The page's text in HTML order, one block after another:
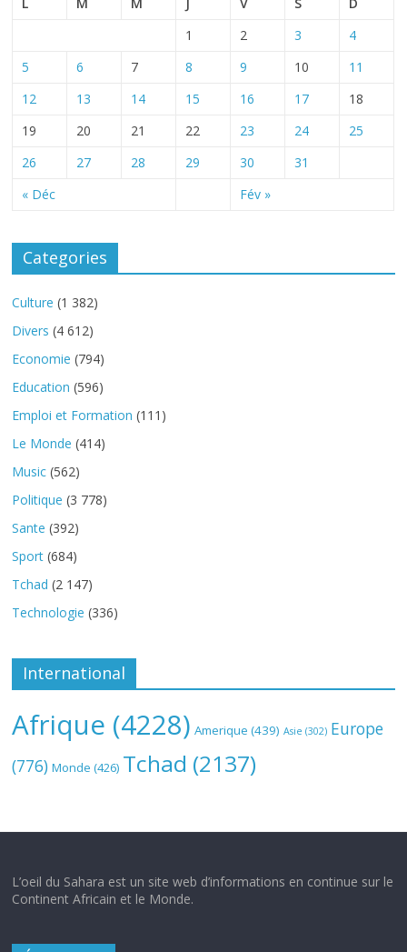
L
M M J V S D
« Déc Fév »
1 2 3
4
5
6 7 8 9 10
11
12
13 14 15 16 17
18
19
20 21 22 23 24
25
26
27 28 29 30 31
Categories
Culture (1 382)
Divers (4 612)
Economie (794)
Education (596)
Emploi et Formation (111)
Le Monde (414)
Music (562)
Politique (3 778)
Sante (392)
Sport (684)
Tchad (2 147)
Technologie (336)
International
Afrique (4228) Amerique (439) Asie (302) Europe
(776) Monde (426) Tchad (2137)
L’oeil du Sahara est un site web d’informations en continue sur le
Continent Africain et le Monde.